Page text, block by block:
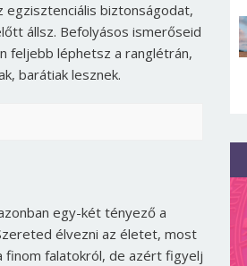
egzisztenciális biztonságodat,
állsz. Befolyásos ismerőseid
feljebb léphetsz a ranglétrán,
barátiak lesznek.
egy-két tényező a
élvezni az életet, most
finom falatokról, de azért figyelj